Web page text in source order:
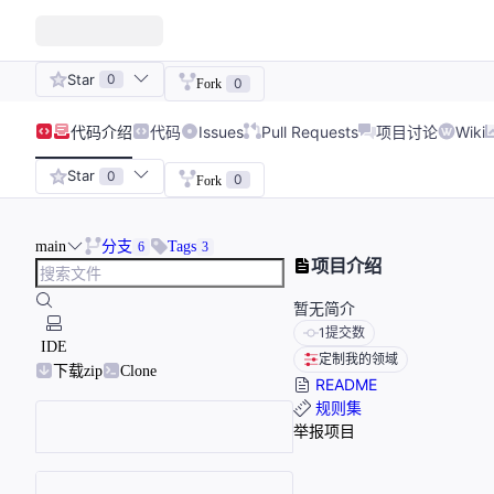
Star 0 Fork 0
代码介绍 代码 Issues Pull Requests 项目讨论 Wiki
Star 0 Fork 0
main 分支 6 Tags 3
IDE
下载zip
Clone
项目介绍
暂无简介
1提交数
定制我的领域
README
规则集
举报项目